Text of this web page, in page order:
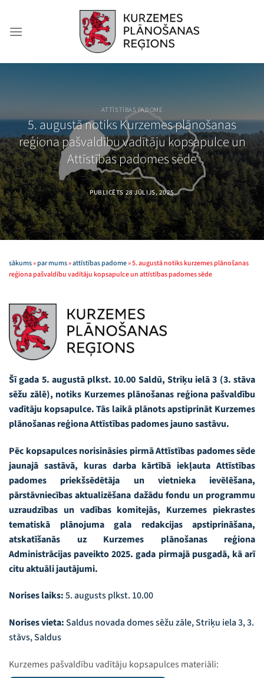
content
ATTĪSTĪBAS PADOME
5. augustā notiks Kurzemes plānošanas
reģiona pašvaldību vadītāju kopsapulce un
Attīstības padomes sēde
PUBLICĒTS28 JŪLIJS, 2025
sākums»par mums»attīstības padome»5. augustā notiks kurzemes plānošanas
reģiona pašvaldību vadītāju kopsapulce un attīstības padomes sēde
Šī gada 5. augustā plkst. 10.00 Saldū, Striķu ielā 3 (3. stāva
sēžu zālē), notiks Kurzemes plānošanas reģiona pašvaldību
vadītāju kopsapulce. Tās laikā plānots apstiprināt Kurzemes
plānošanas reģiona Attīstības padomes jauno sastāvu.
Pēc kopsapulces norisināsies pirmā Attīstības padomes sēde
jaunajā sastāvā, kuras darba kārtībā iekļauta Attīstības
padomes priekšsēdētāja un vietnieka ievēlēšana,
pārstāvniecības aktualizēšana dažādu fondu un programmu
uzraudzības un vadības komitejās, Kurzemes piekrastes
tematiskā plānojuma gala redakcijas apstiprināšana,
atskatīšanās uz Kurzemes plānošanas reģiona
Administrācijas paveikto 2025. gada pirmajā pusgadā, kā arī
citu aktuāli jautājumi.
Norises laiks:5. augusts plkst. 10.00
Norises vieta:Saldus novada domes sēžu zāle, Striķu iela 3, 3.
stāvs, Saldus
Kurzemes pašvaldību vadītāju kopsapulces materiāli: